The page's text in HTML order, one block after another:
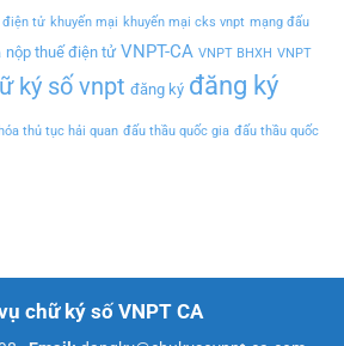
điện tử khuyến mại khuyến mại cks vnpt mạng đấu
nộp thuế điện tử VNPT-CA VNPT BHXH VNPT
ký số vnpt đăng ký đăng ký
thủ tục hải quan đấu thầu quốc gia đấu thầu quốc
chữ ký số VNPT CA